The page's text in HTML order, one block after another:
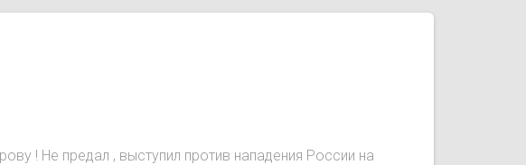
! Не предал , выступил против нападения России на